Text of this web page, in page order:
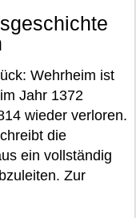
Wehrheim ist
Jahr 1372
wieder verloren.
die
ein vollständig
Zur